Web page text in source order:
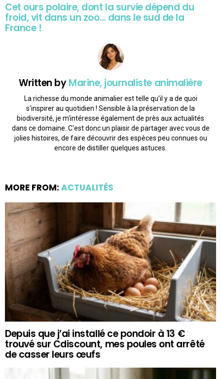
Cet ours polaire, dont la survie dépend du
froid, vit dans un zoo… dans le sud de la
France !
Written byMarine, journaliste animalière
La richesse du monde animalier est telle qu'il y a de quoi
s'inspirer au quotidien ! Sensible à la préservation de la
biodiversité, je m'intéresse également de près aux actualités
dans ce domaine. C'est donc un plaisir de partager avec vous de
jolies histoires, de faire découvrir des espèces peu connues ou
encore de distiller quelques astuces.
MORE FROM: ACTUALITÉS
Depuis que j’ai installé ce pondoir à 13 €
trouvé sur Cdiscount, mes poules ont arrêté
de casser leurs œufs